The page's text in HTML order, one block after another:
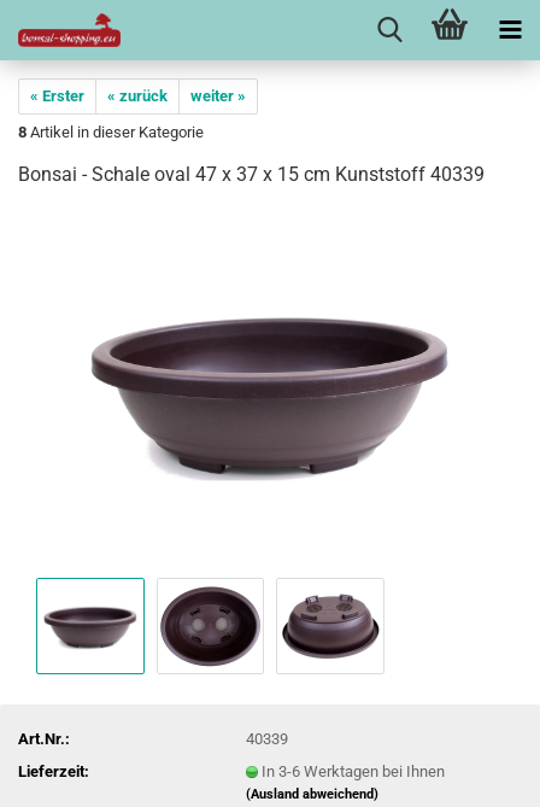
« Erster « zurück
weiter »
8 Artikel in dieser Kategorie
Bonsai - Schale oval 47 x 37 x 15 cm Kunststoff 40339
Art.Nr.:
40339
Lieferzeit:
In 3-6 Werktagen bei Ihnen
(Ausland abweichend)